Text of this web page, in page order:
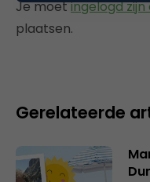
Je moetingelogd zijn
plaatsen.
Gerelateerde